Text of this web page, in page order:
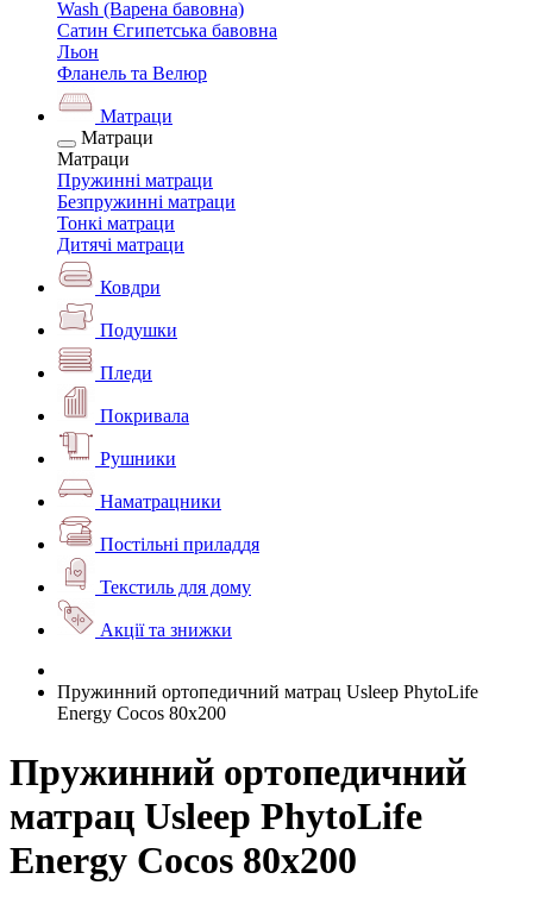
Wash (Варена бавовна)
Сатин Єгипетська бавовна
Льон
Фланель та Велюр
Матраци
Матраци
Матраци
Пружинні матраци
Безпружинні матраци
Тонкі матраци
Дитячі матраци
Ковдри
Подушки
Пледи
Покривала
Рушники
Наматрацники
Постільні приладдя
Текстиль для дому
Акції та знижки
Пружинний ортопедичний матрац Usleep PhytoLife
Energy Cocos 80х200
Пружинний ортопедичний
матрац Usleep PhytoLife
Energy Cocos 80х200